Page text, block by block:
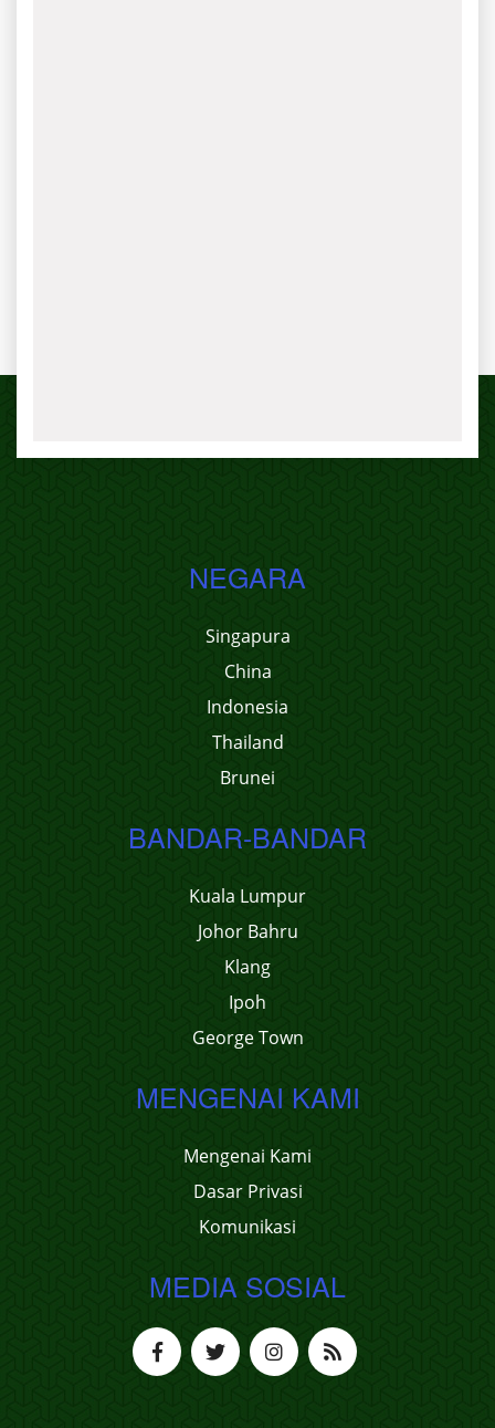
NEGARA
Singapura
China
Indonesia
Thailand
Brunei
BANDAR-BANDAR
Kuala Lumpur
Johor Bahru
Klang
Ipoh
George Town
MENGENAI KAMI
Mengenai Kami
Dasar Privasi
Komunikasi
MEDIA SOSIAL